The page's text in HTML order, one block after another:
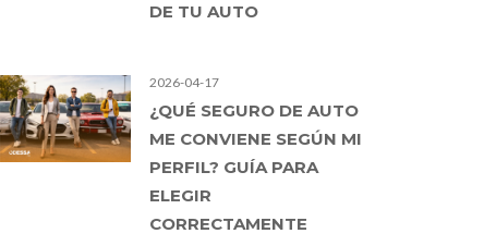
DE TU AUTO
2026-04-17
¿QUÉ SEGURO DE AUTO
ME CONVIENE SEGÚN MI
PERFIL? GUÍA PARA
ELEGIR
CORRECTAMENTE